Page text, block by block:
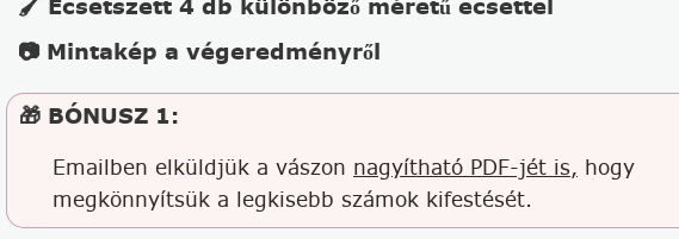
🖌️ Ecsetszett 4 db különböző méretű ecsettel
📷 Mintakép a végeredményről
🎁 BÓNUSZ 1:
Emailben elküldjük a vászon nagyítható PDF-jét is, hogy
megkönnyítsük a legkisebb számok kifestését.